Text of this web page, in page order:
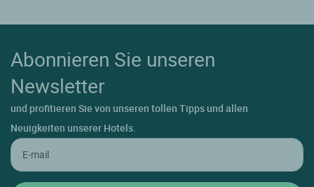
Abonnieren Sie unseren
Newsletter
und profitieren Sie von unseren tollen Tipps und allen
Neuigkeiten unserer Hotels.